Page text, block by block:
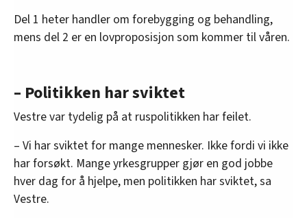
Del 1 heter handler om forebygging og behandling,
mens del 2 er en lovproposisjon som kommer til våren.
– Politikken har sviktet
Vestre var tydelig på at ruspolitikken har feilet.
– Vi har sviktet for mange mennesker. Ikke fordi vi ikke
har forsøkt. Mange yrkesgrupper gjør en god jobbe
hver dag for å hjelpe, men politikken har sviktet, sa
Vestre.